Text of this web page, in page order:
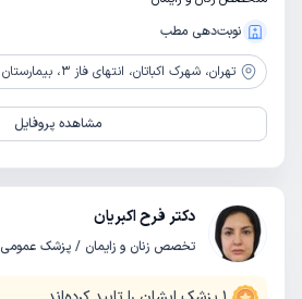
نوبت‌دهی مطب
تهران، شهرک اکباتان، انتهای فاز 3، بیمارستان فوق تخصصی صارم
مشاهده پروفایل
دکتر فرح اکبریان
تخصص زنان و زایمان / پزشک عمومی